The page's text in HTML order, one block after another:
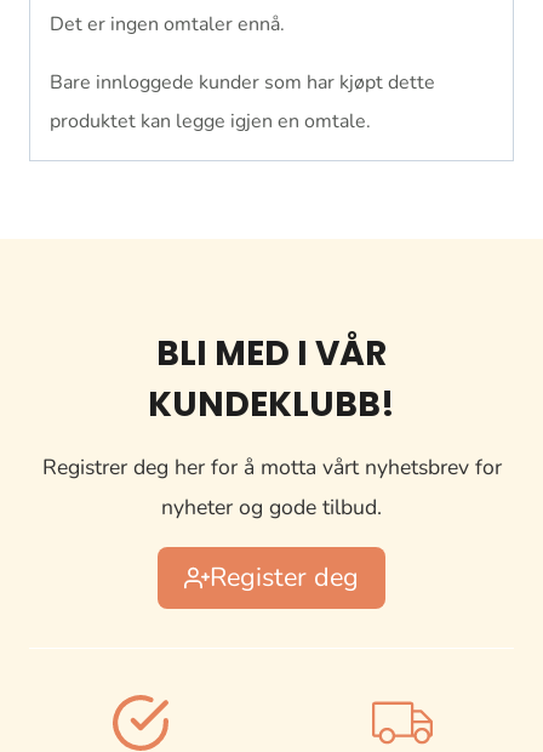
Det er ingen omtaler ennå.
Bare innloggede kunder som har kjøpt dette
produktet kan legge igjen en omtale.
BLI MED I VÅR
KUNDEKLUBB!
Registrer deg her for å motta vårt nyhetsbrev for
nyheter og gode tilbud.
Register deg